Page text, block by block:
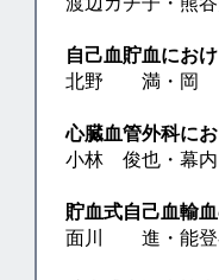
自己血貯血にお
北野 満・岡
心臓血管外科に
小林 俊也・幕
貯血式自己血輸
面川 進・能登